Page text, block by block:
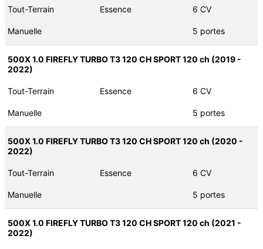
Tout-Terrain Essence 6 CV
Manuelle 5 portes
500X 1.0 FIREFLY TURBO T3 120 CH SPORT 120 ch (2019 -
2022)
Tout-Terrain Essence 6 CV
Manuelle 5 portes
500X 1.0 FIREFLY TURBO T3 120 CH SPORT 120 ch (2020 -
2022)
Tout-Terrain Essence 6 CV
Manuelle 5 portes
500X 1.0 FIREFLY TURBO T3 120 CH SPORT 120 ch (2021 -
2022)